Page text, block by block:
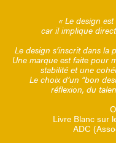
« Le design
car il implique
Le design s’inscrit dans la
Une marque est faite pour
stabilité et une
Le choix d’un “bon
réflexion, du
Livre Blanc sur
ADC